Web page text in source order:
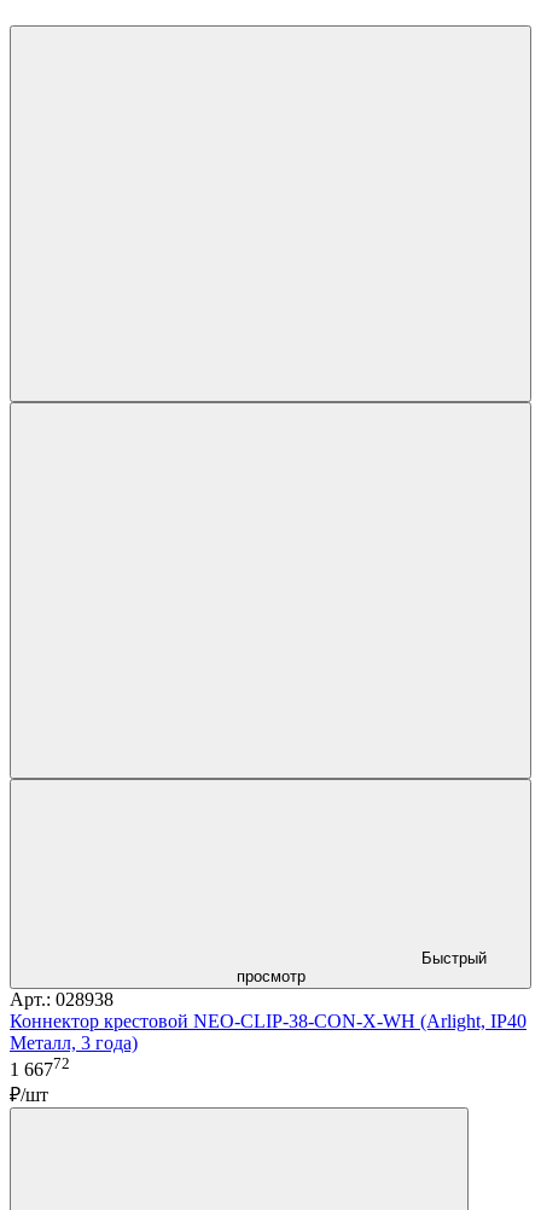
Быстрый
просмотр
Арт.: 028938
Коннектор крестовой NEO-CLIP-38-CON-X-WH (Arlight, IP40
Металл, 3 года)
1 66772
₽/шт